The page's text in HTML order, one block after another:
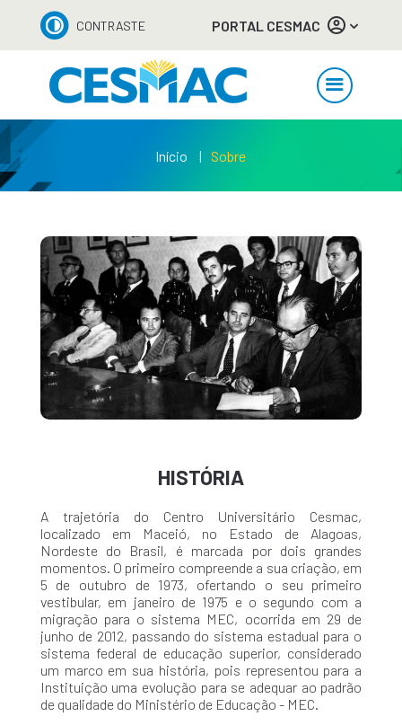
CONTRASTE PORTAL CESMAC
Início Sobre
HISTÓRIA
A trajetória do Centro Universitário Cesmac,
localizado em Maceió, no Estado de Alagoas,
Nordeste do Brasil, é marcada por dois grandes
momentos. O primeiro compreende a sua criação, em
5 de outubro de 1973, ofertando o seu primeiro
vestibular, em janeiro de 1975 e o segundo com a
migração para o sistema MEC, ocorrida em 29 de
junho de 2012, passando do sistema estadual para o
sistema federal de educação superior, considerado
um marco em sua história, pois representou para a
Instituição uma evolução para se adequar ao padrão
de qualidade do Ministério de Educação - MEC.